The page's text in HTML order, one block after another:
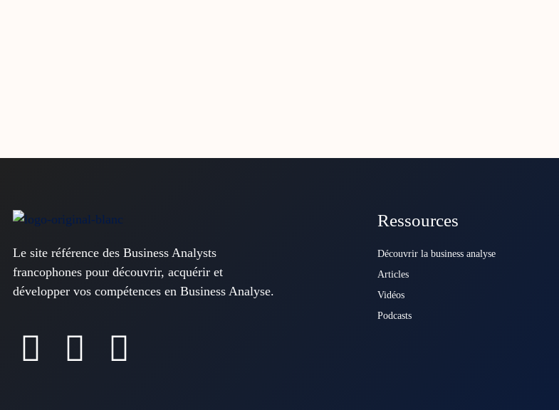
Le site référence des Business Analysts
francophones pour découvrir, acquérir et
développer vos compétences en Business Analyse.
Ressources
Découvrir la business analyse
Articles
Vidéos
Podcasts